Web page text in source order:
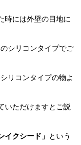
時には外壁の目地に
シリコンタイプでご
リコンタイプの物よ
いただけますとご説
イクシード」 という